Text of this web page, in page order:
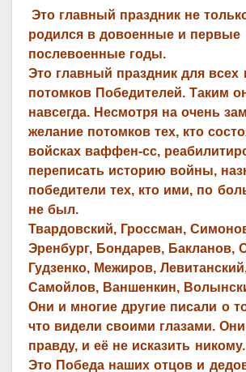
Это главный праздник не
родился в довоенные и первые
послевоенные годы.
Это главный праздник для всех
потомков Победителей. Таким
навсегда. Несмотря на очень
желание потомков тех, кто
войсках ваффен-сс,
переписать историю войны,
победители тех, кто ими, по
не был.
Твардовский, Гроссман,
Эренбург, Бондарев, Бакланов,
Гудзенко, Межиров,
Самойлов, Ваншенкин,
Они и многие другие писали о
что видели своими глазами.
правду, и её не исказить никому.
Это Победа наших отцов и